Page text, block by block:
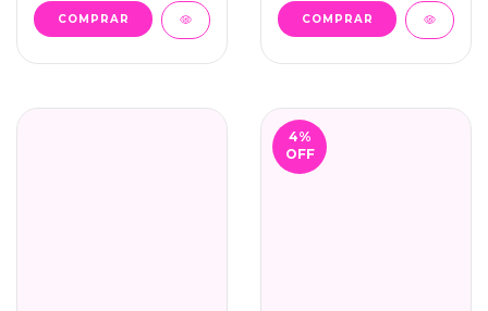
4%
OFF